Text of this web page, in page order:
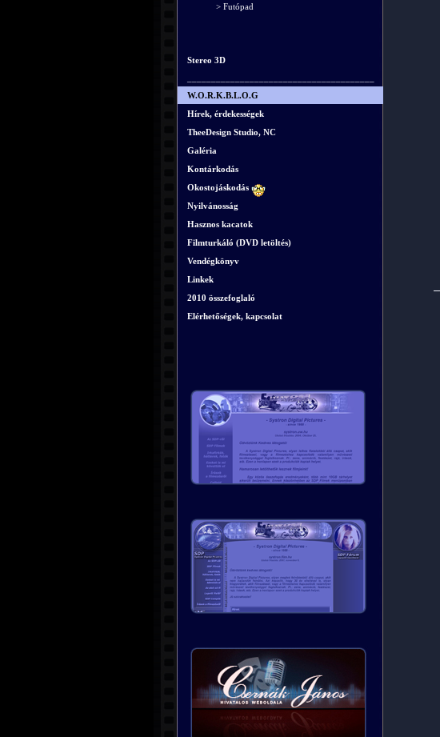
> Futópad
Stereo 3D
W.O.R.K.B.L.O.G
Hírek, érdekességek
TheeDesign Studio, NC
Galéria
Kontárkodás
Okostojáskodás
Nyilvánosság
Hasznos kacatok
Filmturkáló (DVD letöltés)
Vendégkönyv
Linkek
2010 összefoglaló
Elérhetőségek, kapcsolat